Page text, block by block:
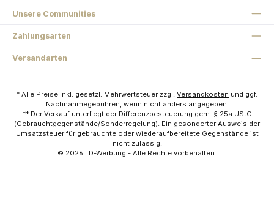
Unsere Communities
Zahlungsarten
Versandarten
* Alle Preise inkl. gesetzl. Mehrwertsteuer zzgl. Versandkosten und ggf.
Nachnahmegebühren, wenn nicht anders angegeben.
** Der Verkauf unterliegt der Differenzbesteuerung gem. § 25a UStG
(Gebrauchtgegenstände/Sonderregelung). Ein gesonderter Ausweis der
Umsatzsteuer für gebrauchte oder wiederaufbereitete Gegenstände ist
nicht zulässig.
© 2026 LD-Werbung - Alle Rechte vorbehalten.